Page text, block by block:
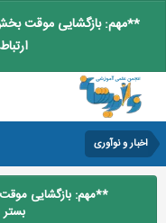
**مهم: بازگشایی موقت بخش
اخبار و نوآوری
**مهم: بازگشایی
بستر